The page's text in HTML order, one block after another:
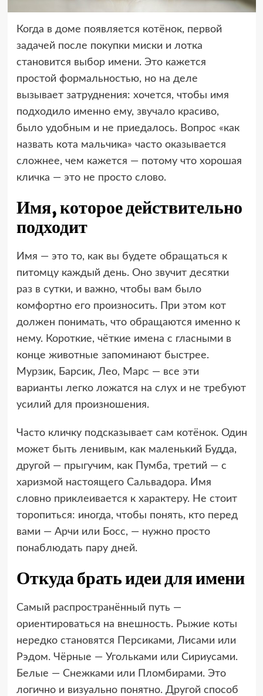
Когда в доме появляется котёнок, первой
задачей после покупки миски и лотка
становится выбор имени. Это кажется
простой формальностью, но на деле
вызывает затруднения: хочется, чтобы имя
подходило именно ему, звучало красиво,
было удобным и не приедалось. Вопрос «как
назвать кота мальчика» часто оказывается
сложнее, чем кажется — потому что хорошая
кличка — это не просто слово.
Имя, которое действительно
подходит
Имя — это то, как вы будете обращаться к
питомцу каждый день. Оно звучит десятки
раз в сутки, и важно, чтобы вам было
комфортно его произносить. При этом кот
должен понимать, что обращаются именно к
нему. Короткие, чёткие имена с гласными в
конце животные запоминают быстрее.
Мурзик, Барсик, Лео, Марс — все эти
варианты легко ложатся на слух и не требуют
усилий для произношения.
Часто кличку подсказывает сам котёнок. Один
может быть ленивым, как маленький Будда,
другой — прыгучим, как Пумба, третий — с
харизмой настоящего Сальвадора. Имя
словно приклеивается к характеру. Не стоит
торопиться: иногда, чтобы понять, кто перед
вами — Арчи или Босс, — нужно просто
понаблюдать пару дней.
Откуда брать идеи для имени
Самый распространённый путь —
ориентироваться на внешность. Рыжие коты
нередко становятся Персиками, Лисами или
Рэдом. Чёрные — Угольками или Сириусами.
Белые — Снежками или Пломбирами. Это
логично и визуально понятно. Другой способ